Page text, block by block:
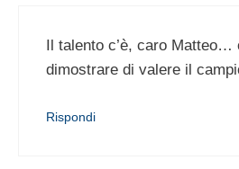
Il talento c’è, caro Matteo…
dimostrare di valere il
Rispondi